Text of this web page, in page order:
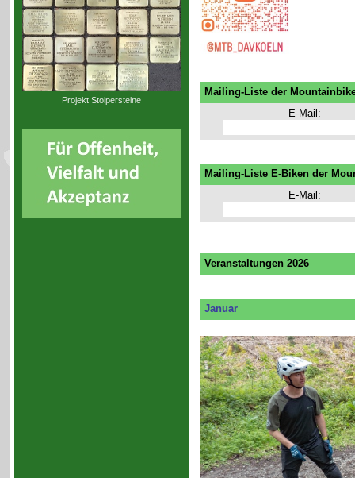
Projekt Stolpersteine
Mailing-Liste der
E-Mail:
Mailing-Liste E-Biken der
E-Mail:
Veranstaltungen 2026
Januar